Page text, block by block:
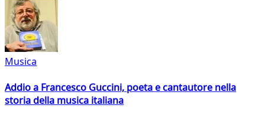
Musica
Addio a Francesco Guccini, poeta e cantautore nella
storia della musica italiana